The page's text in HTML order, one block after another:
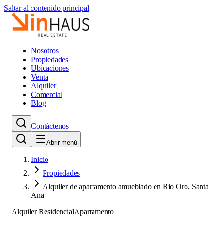
Saltar al contenido principal
Nosotros
Propiedades
Ubicaciones
Venta
Alquiler
Comercial
Blog
Contáctenos
Abrir menú
Inicio
Propiedades
Alquiler de apartamento amueblado en Rio Oro, Santa
Ana
Alquiler ResidencialApartamento